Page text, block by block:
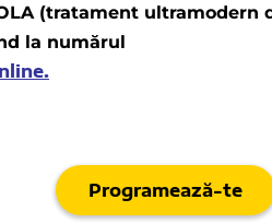
(tratament ultramodern
la numărul
Programează-te